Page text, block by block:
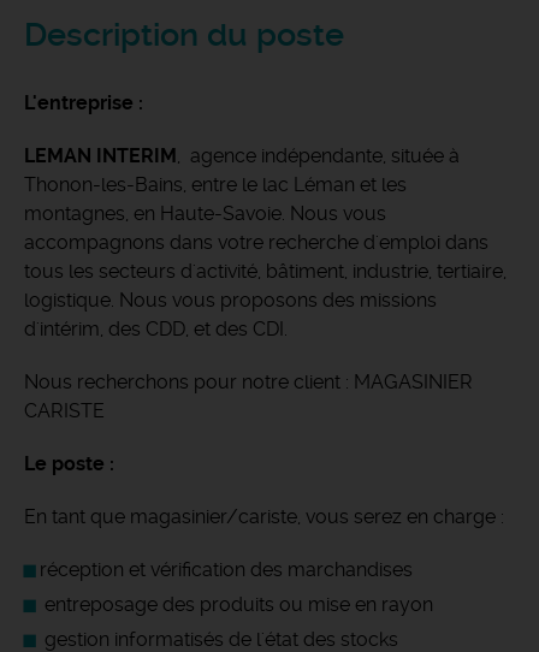
Description du poste
L'entreprise :
LEMAN INTERIM, agence indépendante, située à
Thonon-les-Bains, entre le lac Léman et les
montagnes, en Haute-Savoie. Nous vous
accompagnons dans votre recherche d'emploi dans
tous les secteurs d'activité, bâtiment, industrie, tertiaire,
logistique. Nous vous proposons des missions
d'intérim, des CDD, et des CDI.
Nous recherchons pour notre client : MAGASINIER
CARISTE
Le poste :
En tant que magasinier/cariste, vous serez en charge :
réception et vérification des marchandises
entreposage des produits ou mise en rayon
gestion informatisés de l'état des stocks